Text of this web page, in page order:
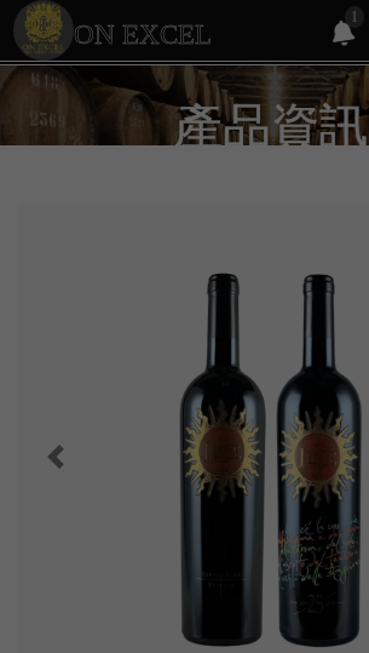
ON EXCEL
1
產品資訊